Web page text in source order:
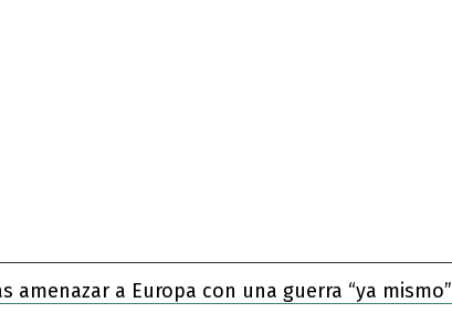
amenazar a Europa con una guerra “ya mismo”